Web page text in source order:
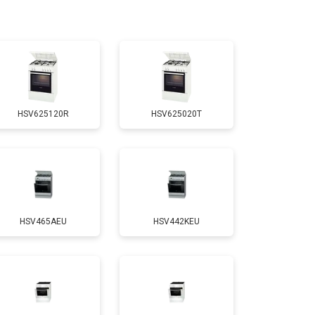
3000 ₽ Заказать
2750 ₽ Заказать
2590 ₽ Заказать
2600 ₽ Заказать
HSV625120R HSV625020T
HSV465AEU HSV442KEU